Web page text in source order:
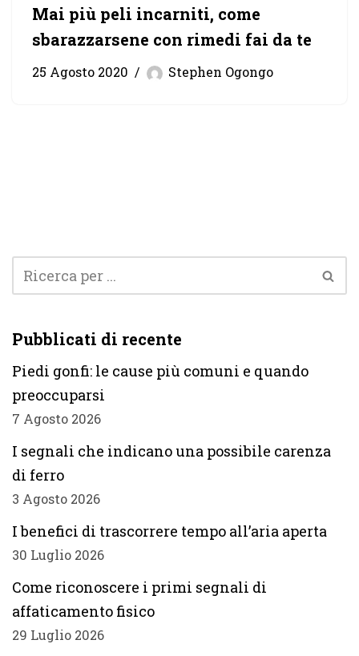
Mai più peli incarniti, come
sbarazzarsene con rimedi fai da te
25 Agosto 2020 Stephen Ogongo
Pubblicati di recente
Piedi gonfi: le cause più comuni e quando
preoccuparsi
7 Agosto 2026
I segnali che indicano una possibile carenza
di ferro
3 Agosto 2026
I benefici di trascorrere tempo all’aria aperta
30 Luglio 2026
Come riconoscere i primi segnali di
affaticamento fisico
29 Luglio 2026